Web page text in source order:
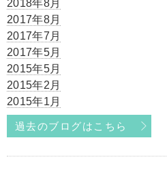
2018年8月
2017年8月
2017年7月
2017年5月
2015年5月
2015年2月
2015年1月
過去のブログはこちら